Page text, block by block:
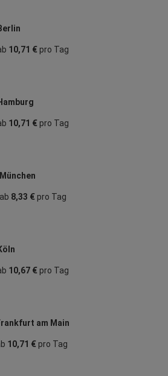
10,71 €pro Tag
10,71 €pro Tag
München
ab 8,33 €pro Tag
10,67 €pro Tag
am Main
10,71 € pro Tag